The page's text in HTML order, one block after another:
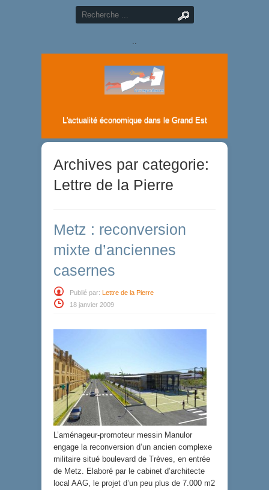
..
L'actualité économique dans le Grand Est
Archives par categorie:
Lettre de la Pierre
Metz : reconversion
mixte d’anciennes
casernes
Publié par: Lettre de la Pierre
18 janvier 2009
L’aménageur-promoteur messin Manulor
engage la reconversion d’un ancien complexe
militaire situé boulevard de Trèves, en entrée
de Metz. Elaboré par le cabinet d’architecte
local AAG, le projet d’un peu plus de 7.000 m2